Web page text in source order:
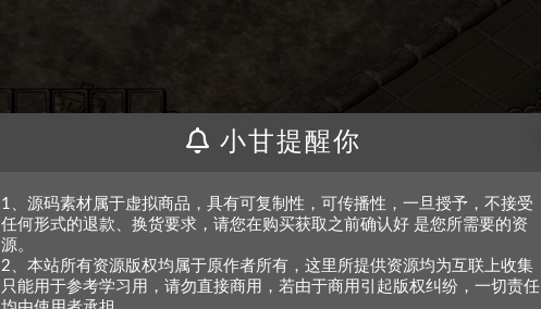
小甘提醒你
1、源码素材属于虚拟商品，具有可复制性，可传播性，一旦授予，不接受
任何形式的退款、换货要求，请您在购买获取之前确认好 是您所需要的资
源。
2、本站所有资源版权均属于原作者所有，这里所提供资源均为互联上收集
只能用于参考学习用，请勿直接商用，若由于商用引起版权纠纷，一切责任